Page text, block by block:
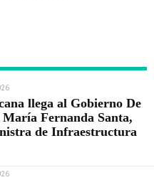
llega al Gobierno De
Fernanda Santa,
de Infraestructura